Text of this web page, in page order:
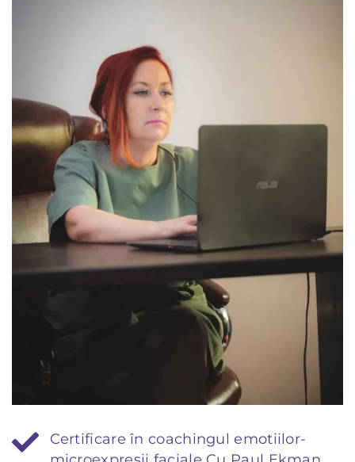
Certificare în coachingul emotiilor-